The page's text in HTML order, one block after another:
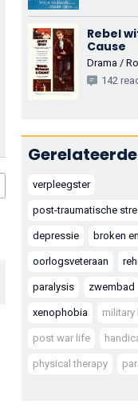
Rebel
Cause
Drama /
142
verpleegster
post-traumatische
depressie broken
oorlogsveteraan
paralysis zwembad
xenophobia military
post war life
physical therapy